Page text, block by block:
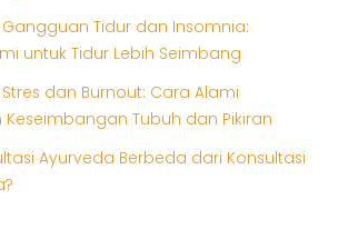
Tidur dan Insomnia:
untuk Tidur Lebih Seimbang
dan Burnout: Cara Alami
Tubuh dan Pikiran
Ayurveda Berbeda dari Konsultasi